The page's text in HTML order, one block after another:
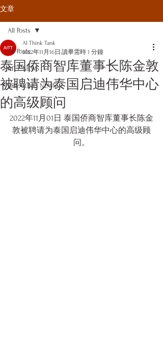
文章
All Posts
AITT NEWS
BREAKING NEWS
All Posts
泰国侨商智库董事长陈金敦
被聘请为泰国启迪伟华中心
的高级顾问
AI Think Tank
2022年11月16日 讀畢需時 1 分鐘
2022年11月01日 泰国侨商智库董事长陈金
敦被聘请为泰国启迪伟华中心的高级顾
问。